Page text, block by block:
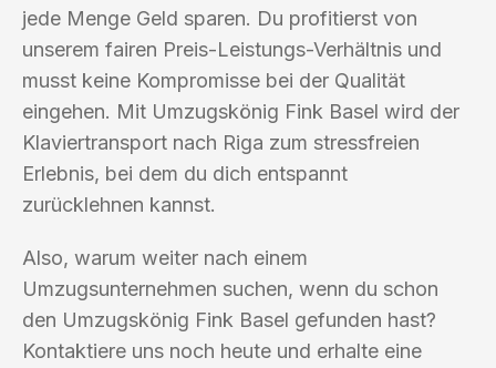
jede Menge Geld sparen. Du profitierst von
unserem fairen Preis-Leistungs-Verhältnis und
musst keine Kompromisse bei der Qualität
eingehen. Mit Umzugskönig Fink Basel wird der
Klaviertransport nach Riga zum stressfreien
Erlebnis, bei dem du dich entspannt
zurücklehnen kannst.
Also, warum weiter nach einem
Umzugsunternehmen suchen, wenn du schon
den Umzugskönig Fink Basel gefunden hast?
Kontaktiere uns noch heute und erhalte eine